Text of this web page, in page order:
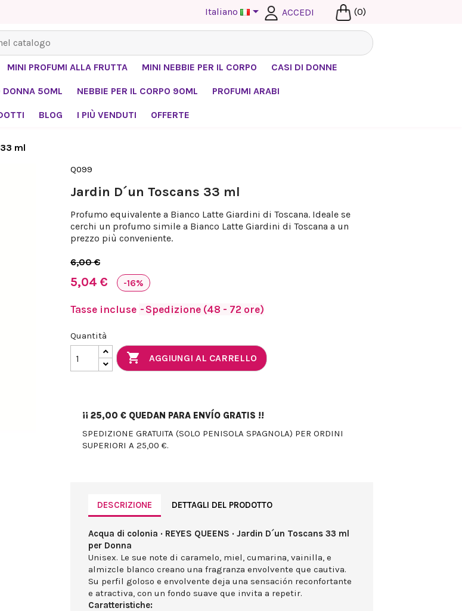
Italiano  ACCEDI (0)
MINI PROFUMI ALLA FRUTTA MINI NEBBIE PER IL CORPO CASI DI DONNE
DONNA 50ML NEBBIE PER IL CORPO 90ML PROFUMI ARABI
BLOG I PIÙ VENDUTI OFFERTE
ml
Q099
Jardin D´un Toscans 33 ml
Profumo equivalente a Bianco Latte Giardini di Toscana. Ideale se
cerchi un profumo simile a Bianco Latte Giardini di Toscana a un
prezzo più conveniente.
6,00 €
5,04 € -16%
Tasse incluse Spedizione (48 - 72 ore)
Quantità
 AGGIUNGI AL CARRELLO
¡¡ 25,00 € QUEDAN PARA ENVÍO GRATIS !!
SPEDIZIONE GRATUITA (SOLO PENISOLA SPAGNOLA) PER ORDINI
SUPERIORI A 25,00 €.
DESCRIZIONE DETTAGLI DEL PRODOTTO
Acqua di colonia · REYES QUEENS · Jardin D´un Toscans 33 ml
per Donna
Unisex. Le sue note di caramelo, miel, cumarina, vainilla, e
almizcle blanco creano una fragranza envolvente que cautiva.
Su perfil goloso e envolvente deja una sensación reconfortante
e atractiva, con un fondo suave que invita a repetir.
Caratteristiche: